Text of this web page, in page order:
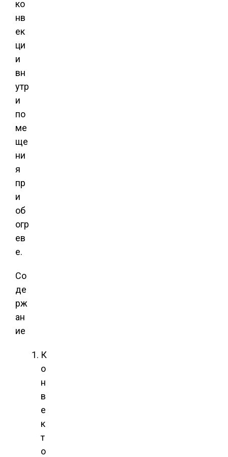
ко
нв
ек
ци
и
вн
утр
и
по
ме
ще
ни
я
пр
и
об
огр
ев
е.
Со
де
рж
ан
ие
К
о
н
в
е
к
т
о